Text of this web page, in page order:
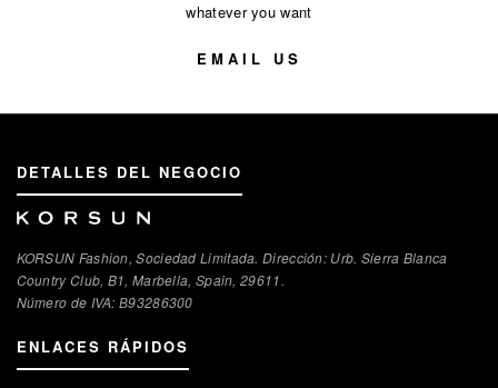
whatever you want
EMAIL US
DETALLES DEL NEGOCIO
KORSUN Fashion, Sociedad Limitada. Dirección: Urb. Sierra Blanca
Country Club, B1, Marbella, Spain, 29611.
Número de IVA: В93286300
ENLACES RÁPIDOS